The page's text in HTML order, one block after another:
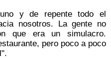
y de repente todo el
nosotros. La gente no
que era un simulacro.
pero poco a poco